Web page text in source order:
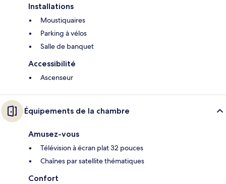
Installations
Moustiquaires
Parking à vélos
Salle de banquet
Accessibilité
Ascenseur
Équipements de la chambre
Amusez-vous
Télévision à écran plat 32 pouces
Chaînes par satellite thématiques
Confort